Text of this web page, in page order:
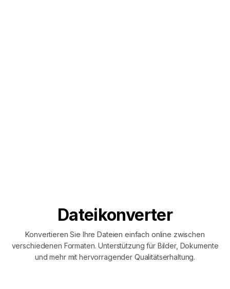
Dateikonverter
Konvertieren Sie Ihre Dateien einfach online zwischen
verschiedenen Formaten. Unterstützung für Bilder, Dokumente
und mehr mit hervorragender Qualitätserhaltung.